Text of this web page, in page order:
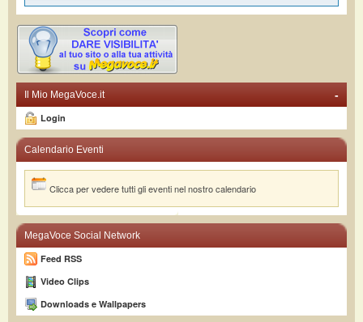
-
Il Mio MegaVoce.it
Login
Calendario Eventi
Clicca per vedere tutti gli eventi nel nostro calendario
MegaVoce Social Network
Feed RSS
Video Clips
Downloads e Wallpapers